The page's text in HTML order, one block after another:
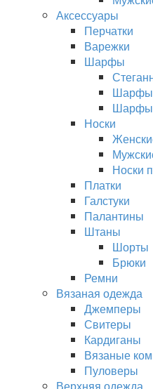
Аксессуары
Перчатки
Варежки
Шарфы
Шарфы
Шарфы
Носки
Носки
Платки
Галстуки
Палантины
Штаны
Шорты
Брюки
Ремни
Вязаная одежда
Джемперы
Свитеры
Кардиганы
Вязаные
Пуловеры